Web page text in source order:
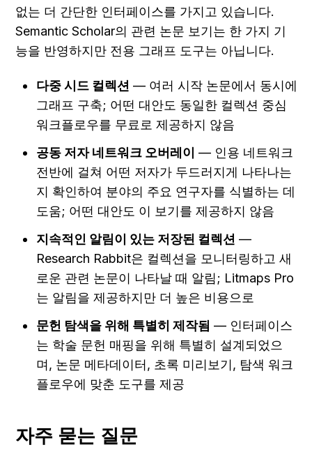
없는 더 간단한 인터페이스를 가지고 있습니다.
Semantic Scholar의 관련 논문 보기는 한 가지 기
능을 반영하지만 전용 그래프 도구는 아닙니다.
다중 시드 컬렉션 — 여러 시작 논문에서 동시에
그래프 구축; 어떤 대안도 동일한 컬렉션 중심
워크플로우를 무료로 제공하지 않음
공동 저자 네트워크 오버레이 — 인용 네트워크
전반에 걸쳐 어떤 저자가 두드러지게 나타나는
지 확인하여 분야의 주요 연구자를 식별하는 데
도움; 어떤 대안도 이 보기를 제공하지 않음
지속적인 알림이 있는 저장된 컬렉션 —
Research Rabbit은 컬렉션을 모니터링하고 새
로운 관련 논문이 나타날 때 알림; Litmaps Pro
는 알림을 제공하지만 더 높은 비용으로
문헌 탐색을 위해 특별히 제작됨 — 인터페이스
는 학술 문헌 매핑을 위해 특별히 설계되었으
며, 논문 메타데이터, 초록 미리보기, 탐색 워크
플로우에 맞춘 도구를 제공
자주 묻는 질문